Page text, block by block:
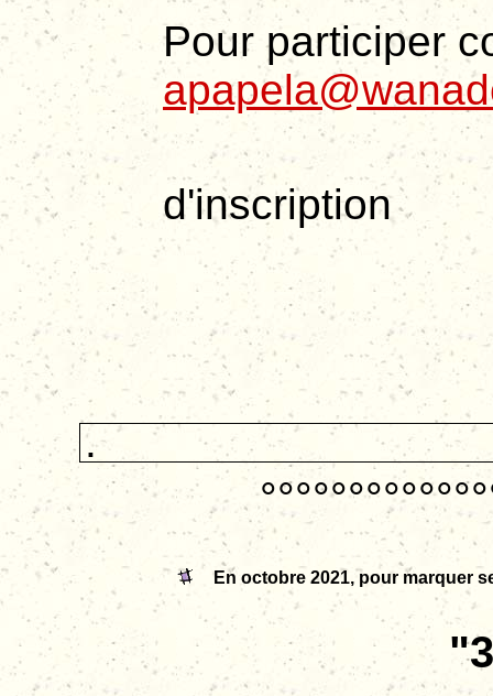
Pour participer
ou nous
d'inscription
.
En octobre 2021, pour marquer